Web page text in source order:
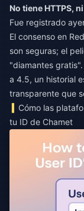
No tiene HTTPS,
Fue registrado
El consenso en
son seguras; el
"diamantes
a 4.5, un historial
transparente que
Cómo las
tu ID de Chamet